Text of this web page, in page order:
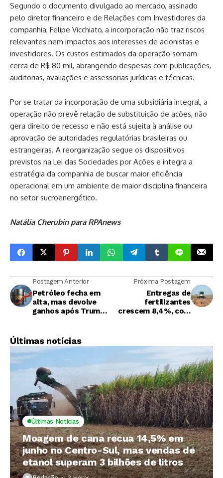
Segundo o documento divulgado ao mercado, assinado
pelo diretor financeiro e de Relações com Investidores da
companhia, Felipe Vicchiato, a incorporação não traz riscos
relevantes nem impactos aos interesses de acionistas e
investidores. Os custos estimados da operação somam
cerca de R$ 80 mil, abrangendo despesas com publicações,
auditorias, avaliações e assessorias jurídicas e técnicas.
Por se tratar da incorporação de uma subsidiária integral, a
operação não prevê relação de substituição de ações, não
gera direito de recesso e não está sujeita à análise ou
aprovação de autoridades regulatórias brasileiras ou
estrangeiras. A reorganização segue os dispositivos
previstos na Lei das Sociedades por Ações e integra a
estratégia da companhia de buscar maior eficiência
operacional em um ambiente de maior disciplina financeira
no setor sucroenergético.
Natália Cherubin para RPAnews
Postagem Anterior
Petróleo fecha em
alta, mas devolve
ganhos após Trump
Irã
Próxima Postagem
Entregas de
fertilizantes
crescem 8,4%, com
Últimas notícias
Últimas Notícias
Moagem de cana recua 14,5% em
junho no Centro-Sul, mas vendas de
etanol superam 3 bilhões de litros